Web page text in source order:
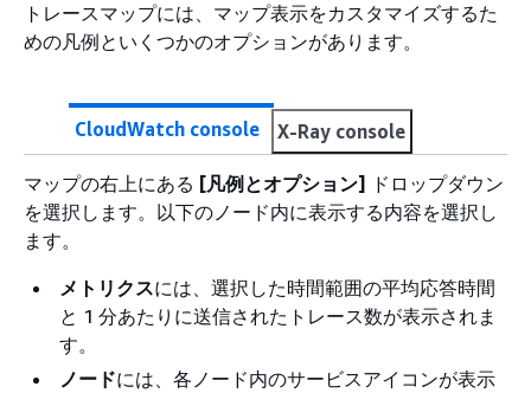
トレースマップには、マップ表示をカスタマイズするた
めの凡例といくつかのオプションがあります。
CloudWatch console X-Ray console
マップの右上にある [凡例とオプション]
ドロップダウン
を選択します。以下のノード内に表示する内容を選択し
ます。
メトリクスには、選択した時間範囲の平均応答時間
と 1 分あたりに送信されたトレース数が表示されま
す。
ノードには、各ノード内のサービスアイコンが表示